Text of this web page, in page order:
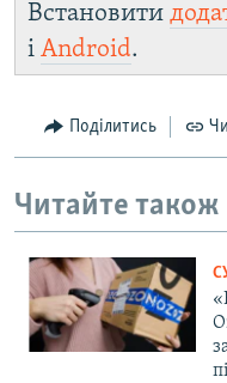
Встановити
і Android.
Поділитись
Читайте також